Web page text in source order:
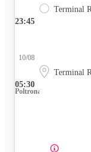
23:45
Terminal
05:30
10/08
Terminal
Poltrona